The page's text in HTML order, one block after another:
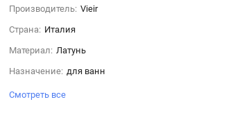
Производитель: Vieir
Страна: Италия
Материал: Латунь
Назначение: для ванн
Смотреть все